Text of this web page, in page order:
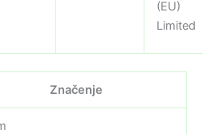
(EU)
Limited
Značenje